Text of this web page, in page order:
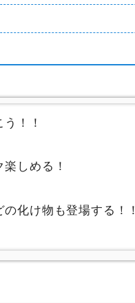
！！
しめる！
化け物も登場する！！